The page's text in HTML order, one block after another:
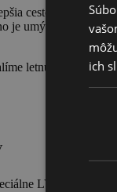
cestovná taška
je umývateľné,
letnú limitku
LV plátno.
ich